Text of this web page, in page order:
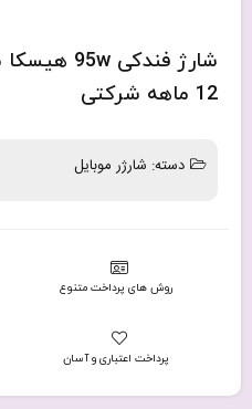
12 ماهه شرکتی
دسته: شارژر موبایل
روش های پرداخت متنوع
پرداخت اعتباری و آسان